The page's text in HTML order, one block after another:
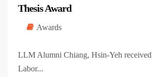
Thesis Award
Awards
LLM Alumni Chiang, Hsin-Yeh
Labor...